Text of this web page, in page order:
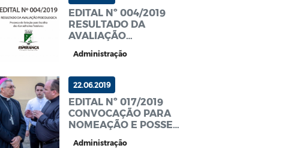
EDITAL Nº 004/2019
RESULTADO DA
AVALIAÇÃO
Administração
22.06.2019
EDITAL Nº 017/2019
CONVOCAÇÃO PARA
NOMEAÇÃO E POSSE
Administração